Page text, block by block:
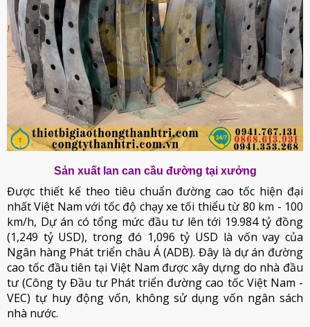
Sản xuất lan can cầu đường tại xưởng
Được thiết kế theo tiêu chuẩn đường cao tốc hiện đại
nhất Việt Nam với tốc độ chạy xe tối thiểu từ 80 km - 100
km/h, Dự án có tổng mức đầu tư lên tới 19.984 tỷ đồng
(1,249 tỷ USD), trong đó 1,096 tỷ USD là vốn vay của
Ngân hàng Phát triển châu Á (ADB). Đây là dự án đường
cao tốc đầu tiên tại Việt Nam được xây dựng do nhà đầu
tư (Công ty Đầu tư Phát triển đường cao tốc Việt Nam -
VEC) tự huy động vốn, không sử dụng vốn ngân sách
nhà nước.